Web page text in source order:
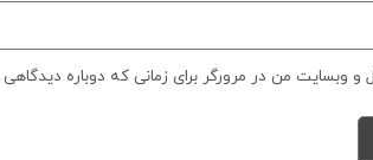
و وبسایت من در مرورگر برای زمانی که دوباره